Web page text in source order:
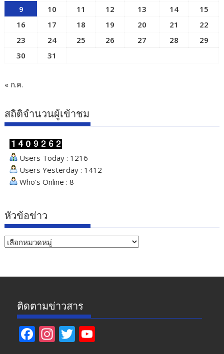
9
10 11 12 13 14
15
16
17 18 19 20 21
22
23
24 25 26 27 28
29
30
31
« ก.ค.
สถิติจำนวนผู้เข้าชม
Users Today : 1216
Users Yesterday : 1412
Who's Online : 8
หัวข้อข่าว
หัวข้อ
ติดตามข่าวสาร
F In T